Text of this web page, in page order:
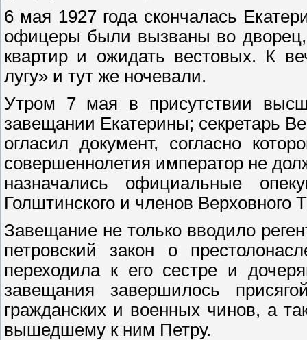
6 мая 1927 года скончалась
офицеры были вызваны во дворец,
квартир и ожидать вестовых. К
лугу» и тут же ночевали.
Утром 7 мая в присутствии
завещании Екатерины; секретарь
огласил документ, согласно
совершеннолетия император не
назначались официальные
Голштинского и членов Верховного
Завещание не только вводило
петровский закон о
переходила к его сестре и
завещания завершилось
гражданских и военных чинов, а
вышедшему к ним Петру.